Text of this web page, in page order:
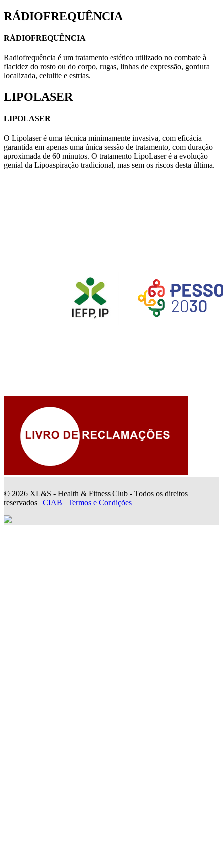
RÁDIOFREQUÊNCIA
RÁDIOFREQUÊNCIA
Radiofrequência é um tratamento estético utilizado no combate à
flacidez do rosto ou do corpo, rugas, linhas de expressão, gordura
localizada, celulite e estrias.
LIPOLASER
LIPOLASER
O Lipolaser é uma técnica minimamente invasiva, com eficácia
garantida em apenas uma única sessão de tratamento, com duração
aproximada de 60 minutos. O tratamento LipoLaser é a evolução
genial da Lipoaspiração tradicional, mas sem os riscos desta última.
© 2026 XL&S - Health & Fitness Club - Todos os direitos
reservados | CIAB | Termos e Condições